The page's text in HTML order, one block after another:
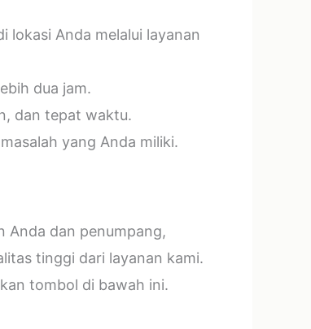
lokasi Anda melalui layanan
dua jam.
dan tepat waktu.
yang Anda miliki.
Anda dan penumpang,
tinggi dari layanan kami.
tombol di bawah ini.